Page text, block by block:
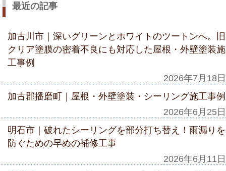
最近の記事
加古川市｜深いグリーンとホワイトのツートンへ。旧
クリア塗膜の密着不良にも対応した屋根・外壁塗装施
工事例
2026年7月18日
加古郡播磨町｜屋根・外壁塗装・シーリング施工事例
2026年6月25日
明石市｜破れたシーリングを部分打ち替え！雨漏りを
防ぐための早めの補修工事
2026年6月11日